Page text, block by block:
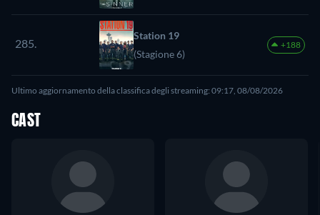
285.
Station 19
(Stagione 6)
+188
Ultimo aggiornamento della classifica degli streaming: 09:17, 08/08/2026
CAST